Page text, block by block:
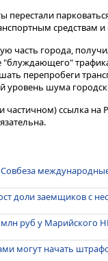
средствам
часть города,
перепробеги
шума
ссылка на
доли заемщиков с
млн руб у Марийского
могут начать